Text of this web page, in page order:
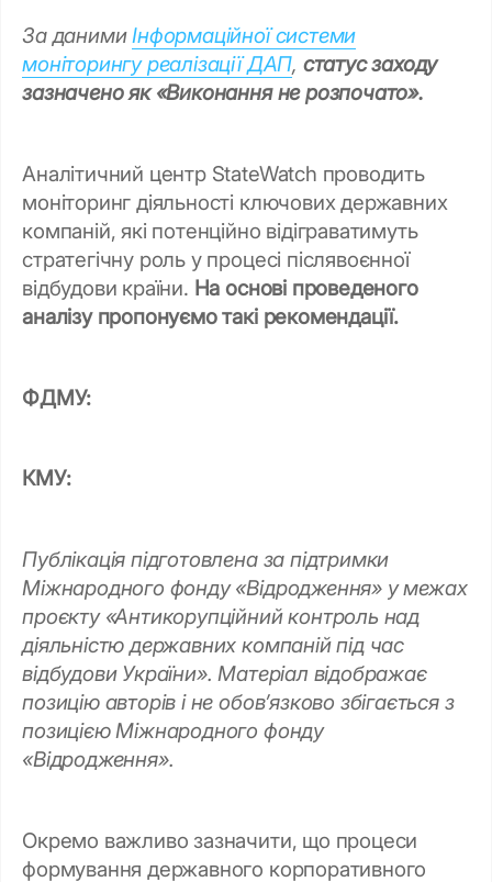
За данимиІнформаційної системи
моніторингу реалізації ДАП, статус заходу
зазначено як «Виконання не розпочато».
Аналітичний центр StateWatch проводить
моніторинг діяльності ключових державних
компаній, які потенційно відіграватимуть
стратегічну роль у процесі післявоєнної
відбудови країни. На основі проведеного
аналізу пропонуємо такі рекомендації.
ФДМУ:
КМУ:
Публікація підготовлена за підтримки
Міжнародного фонду «Відродження» у межах
проєкту «Антикорупційний контроль над
діяльністю державних компаній під час
відбудови України». Матеріал відображає
позицію авторів і не обов’язково збігається з
позицією Міжнародного фонду
«Відродження».
Окремо важливо зазначити, що процеси
формування державного корпоративного